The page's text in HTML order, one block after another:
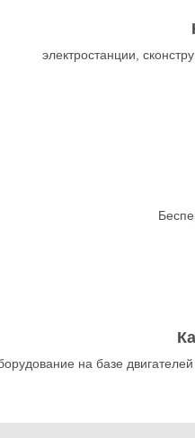
электростанции,
на базе